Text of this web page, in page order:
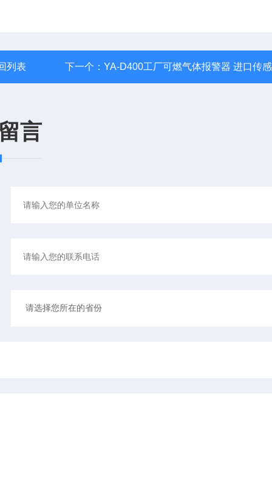
列表 下一个： YA-D400工厂可燃气体报警器 进口传
言